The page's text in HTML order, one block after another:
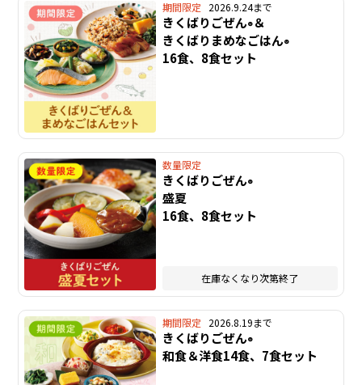
期間限定 2026.9.24まで
きくばりごぜん®＆
きくばりまめなごはん®
16食、8食セット
数量限定
きくばりごぜん®
盛夏
16食、8食セット
在庫なくなり次第終了
期間限定 2026.8.19まで
きくばりごぜん®
和食＆洋食14食、7食セット